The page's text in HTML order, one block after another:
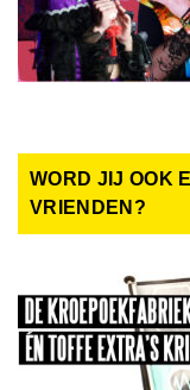
WORD JIJ OOK
VRIENDEN?